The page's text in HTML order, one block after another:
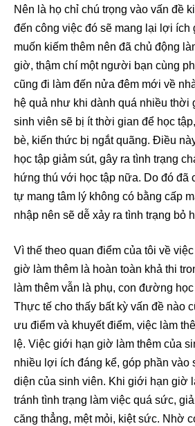
Nên là họ chỉ chú trọng vào vấn đề
đến công việc đó sẽ mang lại lợi ích
muốn kiếm thêm nên đã chủ động
giờ, thậm chí một người bạn cùng
cũng đi làm đến nửa đêm mới về
hệ quả như khi dành quá nhiều thời
sinh viên sẽ bị ít thời gian để học
bè, kiến thức bị ngắt quãng. Điều
học tập giảm sút, gây ra tình trạng
hứng thú với học tập nữa. Do đó đã
tự mang tâm lý không có bằng cấp
nhập nên sẽ dễ xảy ra tình trạng bỏ
Vì thế theo quan điểm của tôi về
giờ làm thêm là hoàn toàn khả thi
làm thêm vẫn là phụ, con đường
Thực tế cho thấy bất kỳ vấn đề nào
ưu điểm và khuyết điểm, việc làm
lệ. Việc giới hạn giờ làm thêm của
nhiều lợi ích đáng kể, góp phần vào
diện của sinh viên. Khi giới hạn giờ
tránh tình trạng làm việc quá sức,
căng thẳng, mệt mỏi, kiệt sức. Nhờ